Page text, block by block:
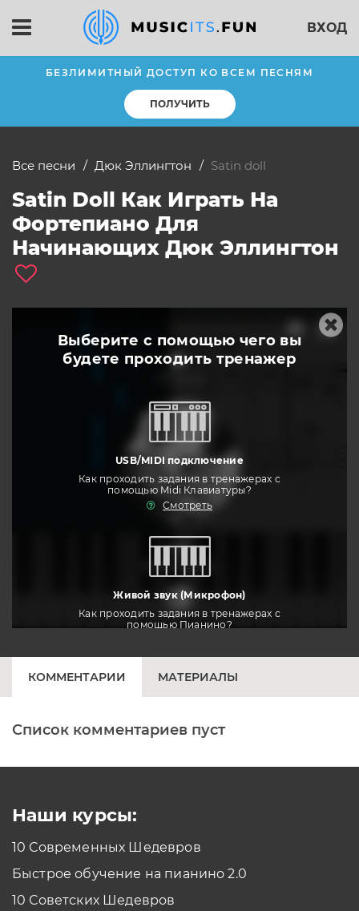
ВХОД
БЕЗЛИМИТНЫЙ ДОСТУП КО ВСЕМ ПЕСНЯМ
ПОЛУЧИТЬ
Все песни Дюк Эллингтон satin doll
Satin Doll Как Играть На
Фортепиано Для
Начинающих Дюк Эллингтон
Выберите с помощью чего вы
будете проходить тренажер
USB/MIDI подключение
Как проходить задания в тренажерах с
помощью Midi Клавиатуры?
Смотреть
Живой звук (Микрофон)
Как проходить задания в тренажерах с
помощью Пианино?
Печатная клавиатура
Как проходить задания в тренажерах с
помощью Планшета/телефона?
тренировать
КОММЕНТАРИИ МАТЕРИАЛЫ
Список комментариев пуст
Наши курсы:
10 Современных Шедевров
Быстрое обучение на пианино 2.0
10 Советских Шедевров